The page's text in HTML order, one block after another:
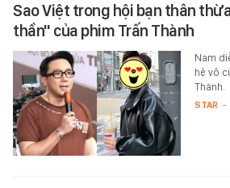
Sao Việt trong hội bạn thân
thần" của phim Trấn Thành
Nam
hệ vô
Thành.
STAR -